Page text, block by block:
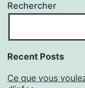
Rechercher
Recent Posts
Ce que vous